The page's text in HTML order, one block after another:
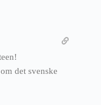
det svenske